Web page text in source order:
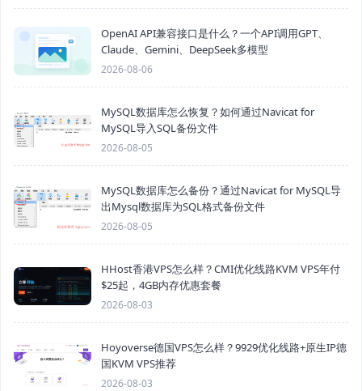
OpenAI API兼容接口是什么？一个API调用GPT、
Claude、Gemini、DeepSeek多模型
2026-08-06
MySQL数据库怎么恢复？如何通过Navicat for
MySQL导入SQL备份文件
2026-08-05
MySQL数据库怎么备份？通过Navicat for MySQL导
出Mysql数据库为SQL格式备份文件
2026-08-05
HHost香港VPS怎么样？CMI优化线路KVM VPS年付
$25起，4GB内存优惠套餐
2026-08-03
Hoyoverse德国VPS怎么样？9929优化线路+原生IP德
国KVM VPS推荐
2026-08-03